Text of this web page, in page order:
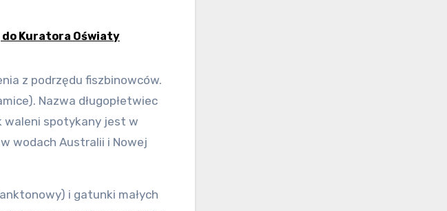
do Kuratora Oświaty
z podrzędu fiszbinowców.
Nazwa długopłetwiec
waleni spotykany jest w
wodach Australii i Nowej
i gatunki małych